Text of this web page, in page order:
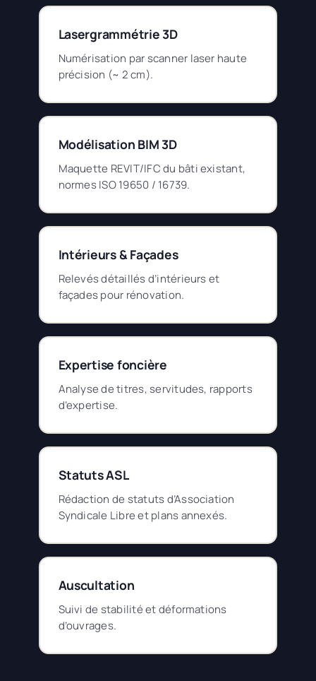
Lasergrammétrie 3D
Numérisation par scanner laser haute
précision (~ 2 cm).
Modélisation BIM 3D
Maquette REVIT/IFC du bâti existant,
normes ISO 19650 / 16739.
Intérieurs & Façades
Relevés détaillés d’intérieurs et
façades pour rénovation.
Expertise foncière
Analyse de titres, servitudes, rapports
d’expertise.
Statuts ASL
Rédaction de statuts d’Association
Syndicale Libre et plans annexés.
Auscultation
Suivi de stabilité et déformations
d’ouvrages.